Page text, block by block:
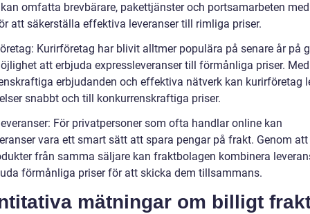
omfatta brevbärare, pakettjänster och portsamarbeten
att säkerställa effektiva leveranser till rimliga priser.
Kurirföretag har blivit alltmer populära på senare år på
att erbjuda expressleveranser till förmånliga priser. Med
erbjudanden och effektiva nätverk kan kurirföretag
snabbt och till konkurrenskraftiga priser.
För privatpersoner som ofta handlar online kan
vara ett smart sätt att spara pengar på frakt. Genom
från samma säljare kan fraktbolagen kombinera
förmånliga priser för att skicka dem tillsammans.
mätningar om billigt